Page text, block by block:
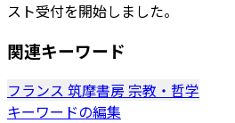
スト受付を開始しました。
関連キーワード
フランス 筑摩書房 宗教・哲学
キーワードの編集